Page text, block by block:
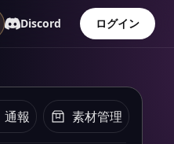
Discord ログイン
通報 素材管理